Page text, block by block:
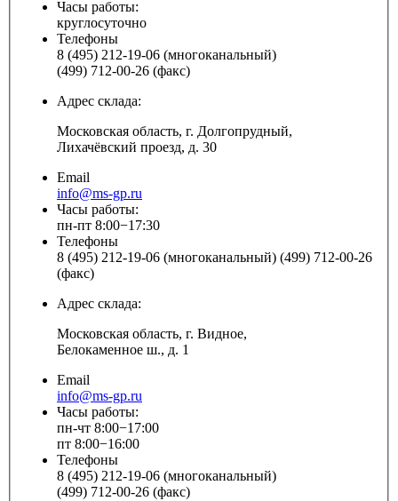
Часы работы:
круглосуточно
Телефоны
8 (495) 212-19-06 (многоканальный)
(499) 712-00-26 (факс)
Адрес склада:
Московская область, г. Долгопрудный,
Лихачёвский проезд, д. 30
Email
info@ms-gp.ru
Часы работы:
пн-пт 8:00−17:30
Телефоны
8 (495) 212-19-06 (многоканальный) (499) 712-00-26
(факс)
Адрес склада:
Московская область, г. Видное,
Белокаменное ш., д. 1
Email
info@ms-gp.ru
Часы работы:
пн-чт 8:00−17:00
пт 8:00−16:00
Телефоны
8 (495) 212-19-06 (многоканальный)
(499) 712-00-26 (факс)